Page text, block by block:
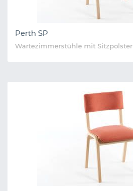
Perth SP
Wartezimmerstühle mit Sitzpolster